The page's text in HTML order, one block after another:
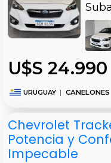
U$S 24.990
URUGUAY | CANELONES
Chevrolet
Potencia y
Impecable